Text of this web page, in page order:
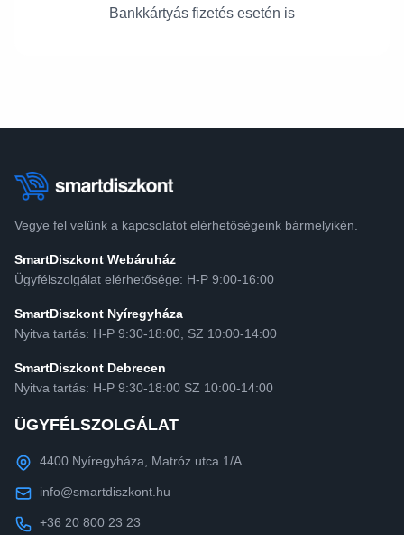
Bankkártyás fizetés esetén is
Vegye fel velünk a kapcsolatot elérhetőségeink bármelyikén.
SmartDiszkont Webáruház
Ügyfélszolgálat elérhetősége: H-P 9:00-16:00
SmartDiszkont Nyíregyháza
Nyitva tartás: H-P 9:30-18:00, SZ 10:00-14:00
SmartDiszkont Debrecen
Nyitva tartás: H-P 9:30-18:00 SZ 10:00-14:00
ÜGYFÉLSZOLGÁLAT
4400 Nyíregyháza, Matróz utca 1/A
info@smartdiszkont.hu
+36 20 800 23 23